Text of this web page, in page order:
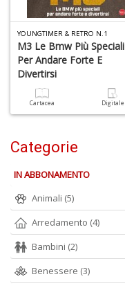
YOUNGTIMER & RETRO N.1
M3 Le Bmw Più Speciali
Per Andare Forte E
Divertirsi
Cartacea Digitale
Categorie
IN ABBONAMENTO
Animali (5)
Arredamento (4)
Bambini (2)
Benessere (3)